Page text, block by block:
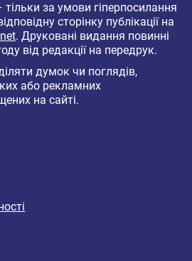
тільки за умови гіперпосилання
сторінку публікації на
. Друковані видання повинні
від редакції на передрук.
думок чи поглядів,
або рекламних
на сайті.